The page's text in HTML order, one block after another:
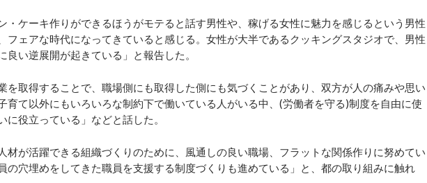
ケーキ作りができるほうがモテると話す男性や、稼げる女性に魅力を感じるという男性
フェアな時代になってきていると感じる。女性が大半であるクッキングスタジオで、男性
い逆展開が起きている」と報告した。
取得することで、職場側にも取得した側にも気づくことがあり、双方が人の痛みや思い
育て以外にもいろいろな制約下で働いている人がいる中、(労働者を守る)制度を自由に使
に役立っている」などと話した。
が活躍できる組織づくりのために、風通しの良い職場、フラットな関係作りに努めてい
の穴埋めをしてきた職員を支援する制度づくりも進めている」と、都の取り組みに触れ